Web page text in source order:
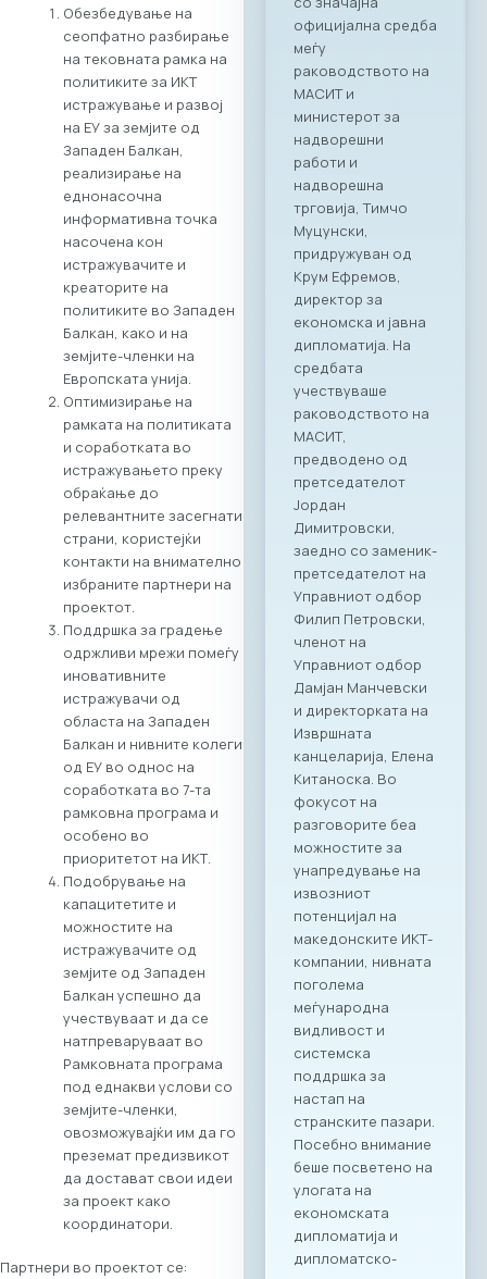
Обезбедување на
сеопфатно разбирање
на тековната рамка на
политиките за ИКТ
истражување и развој
на ЕУ за земјите од
Западен Балкан,
реализирање на
еднонасочна
информативна точка
насочена кон
истражувачите и
креаторите на
политиките во Западен
Балкан, како и на
земјите-членки на
Европската унија.
Оптимизирање на
рамката на политиката
и соработката во
истражувањето преку
обраќање до
релевантните засегнати
страни, користејќи
контакти на внимателно
избраните партнери на
проектот.
Поддршка за градење
одржливи мрежи помеѓу
иновативните
истражувачи од
областа на Западен
Балкан и нивните колеги
од ЕУ во однос на
соработката во 7-та
рамковна програма и
особено во
приоритетот на ИКТ.
Подобрување на
капацитетите и
можностите на
истражувачите од
земјите од Западен
Балкан успешно да
учествуваат и да се
натпреваруваат во
Рамковната програма
под еднакви услови со
земјите-членки,
овозможувајќи им да го
преземат предизвикот
да достават свои идеи
за проект како
координатори.
Партнери во проектот се:
македонскиот и
грчкиот ИКТ
сектор. На 4 јуни
2026 година во
Скопје,
Стопанската
комора за
информатички и
телекомуникациск
и технологии
МАСИТ, во
соработка со
грчката
асоцијација на ИКТ
компании SETPE, го
најавуваат
одржувањето на
првиот
македонско-грчки
„Digital Bridge &
Business ICT Forum“.
Овој форум
претставува прва
организирана
„business bridge“
платформа помеѓу
македонскиот и
грчкиот ИКТ
сектор, со цел
поттикнување на
регионалниот
раст, отворање
нови пазари и
воспоставување
директни
партнерства
помеѓу компаниите
од двете земји.
Програма на
настанот Настанот
ќе биде отворен со
обраќања на
високо
министерско и
амбасадорско
ниво, по што ќе
следува свечено
потпишување на
Меморандум за
соработка помеѓу
МАСИТ и SETPE.
Програмата
предвидува
стручни
презентации за
состојбите во ИКТ